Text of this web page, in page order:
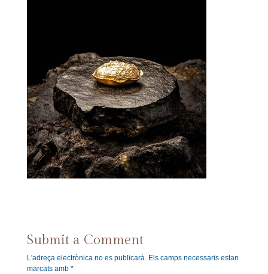
Submit a Comment
L'adreça electrònica no es publicarà. Els camps necessaris estan
marcats amb *